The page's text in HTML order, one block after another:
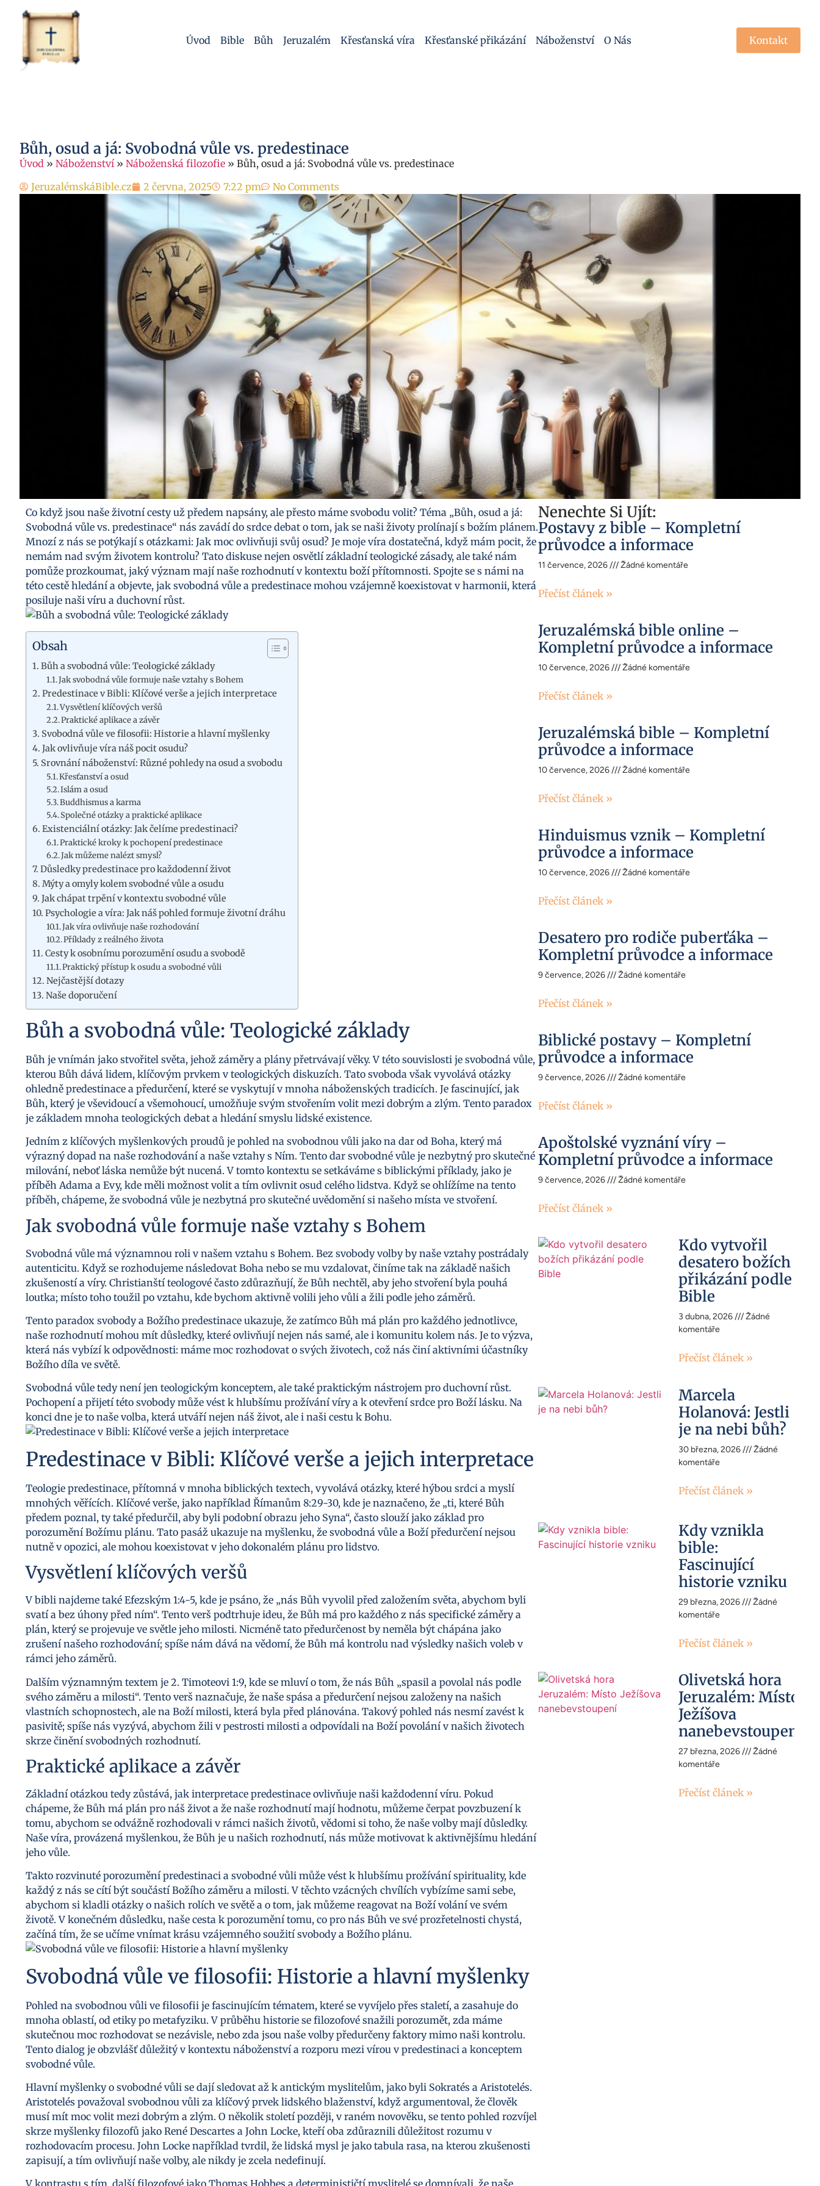
Úvod Bible Bůh Jeruzalém Křesťanská víra Křesťanské přikázání Náboženství O Nás Kontakt
Bůh, osud a já: Svobodná vůle vs. predestinace
Úvod » Náboženství » Náboženská filozofie » Bůh, osud a já: Svobodná vůle vs. predestinace
JeruzalémskáBible.cz
2 června, 2025 7:22 pm No Comments
Co když jsou naše životní cesty už předem napsány, ale přesto máme svobodu volit? Téma „Bůh, osud a já:
Svobodná vůle vs. predestinace“ nás zavádí do srdce debat o tom, jak se naši životy prolínají s božím plánem.
Mnozí z nás se potýkají s otázkami: Jak moc ovlivňuji svůj osud? Je moje víra dostatečná, když mám pocit, že
nemám nad svým životem kontrolu? Tato diskuse nejen osvětlí základní teologické zásady, ale také nám
pomůže prozkoumat, jaký význam mají naše rozhodnutí v kontextu boží přítomnosti. Spojte se s námi na
této cestě hledání a objevte, jak svobodná vůle a predestinace mohou vzájemně koexistovat v harmonii, která
posiluje naši víru a duchovní růst.
Obsah
Bůh a svobodná vůle: Teologické základy
Jak svobodná vůle formuje naše vztahy s Bohem
Predestinace v Bibli: Klíčové verše a jejich interpretace
Vysvětlení klíčových veršů
Praktické aplikace a závěr
Svobodná vůle ve filosofii: Historie a hlavní myšlenky
Jak ovlivňuje víra náš pocit osudu?
Srovnání náboženství: Různé pohledy na osud a svobodu
Křesťanství a osud
Islám a osud
Buddhismus a karma
Společné otázky a praktické aplikace
Existenciální otázky: Jak čelíme predestinaci?
Praktické kroky k pochopení predestinace
Jak můžeme nalézt smysl?
Důsledky predestinace pro každodenní život
Mýty a omyly kolem svobodné vůle a osudu
Jak chápat trpění v kontextu svobodné vůle
Psychologie a víra: Jak náš pohled formuje životní dráhu
Jak víra ovlivňuje naše rozhodování
Příklady z reálného života
Cesty k osobnímu porozumění osudu a svobodě
Praktický přístup k osudu a svobodné vůli
Nejčastější dotazy
Naše doporučení
Bůh a svobodná vůle: Teologické základy
Bůh je vnímán jako stvořitel světa, jehož záměry a plány přetrvávají věky. V této souvislosti je svobodná vůle,
kterou Bůh dává lidem, klíčovým prvkem v teologických diskuzích. Tato svoboda však vyvolává otázky
ohledně predestinace a předurčení, které se vyskytují v mnoha náboženských tradicích. Je fascinující, jak
Bůh, který je vševidoucí a všemohoucí, umožňuje svým stvořením volit mezi dobrým a zlým. Tento paradox
je základem mnoha teologických debat a hledání smyslu lidské existence.
Jedním z klíčových myšlenkových proudů je pohled na svobodnou vůli jako na dar od Boha, který má
výrazný dopad na naše rozhodování a naše vztahy s Ním. Tento dar svobodné vůle je nezbytný pro skutečné
milování, neboť láska nemůže být nucená. V tomto kontextu se setkáváme s biblickými příklady, jako je
příběh Adama a Evy, kde měli možnost volit a tím ovlivnit osud celého lidstva. Když se ohlížíme na tento
příběh, chápeme, že svobodná vůle je nezbytná pro skutečné uvědomění si našeho místa ve stvoření.
Jak svobodná vůle formuje naše vztahy s Bohem
Svobodná vůle má významnou roli v našem vztahu s Bohem. Bez svobody volby by naše vztahy postrádaly
autenticitu. Když se rozhodujeme následovat Boha nebo se mu vzdalovat, činíme tak na základě našich
zkušeností a víry. Christianští teologové často zdůrazňují, že Bůh nechtěl, aby jeho stvoření byla pouhá
loutka; místo toho toužil po vztahu, kde bychom aktivně volili jeho vůli a žili podle jeho záměrů.
Tento paradox svobody a Božího predestinace ukazuje, že zatímco Bůh má plán pro každého jednotlivce,
naše rozhodnutí mohou mít důsledky, které ovlivňují nejen nás samé, ale i komunitu kolem nás. Je to výzva,
která nás vybízí k odpovědnosti: máme moc rozhodovat o svých životech, což nás činí aktivními účastníky
Božího díla ve světě.
Svobodná vůle tedy není jen teologickým konceptem, ale také praktickým nástrojem pro duchovní růst.
Pochopení a přijetí této svobody může vést k hlubšímu prožívání víry a k otevření srdce pro Boží lásku. Na
konci dne je to naše volba, která utváří nejen náš život, ale i naši cestu k Bohu.
Predestinace v Bibli: Klíčové verše a jejich interpretace
Teologie predestinace, přítomná v mnoha biblických textech, vyvolává otázky, které hýbou srdci a myslí
mnohých věřících. Klíčové verše, jako například Římanům 8:29-30, kde je naznačeno, že „ti, které Bůh
předem poznal, ty také předurčil, aby byli podobní obrazu jeho Syna“, často slouží jako základ pro
porozumění Božímu plánu. Tato pasáž ukazuje na myšlenku, že svobodná vůle a Boží předurčení nejsou
nutně v opozici, ale mohou koexistovat v jeho dokonalém plánu pro lidstvo.
Vysvětlení klíčových veršů
V bibli najdeme také Efezským 1:4-5, kde je psáno, že „nás Bůh vyvolil před založením světa, abychom byli
svatí a bez úhony před ním“. Tento verš podtrhuje ideu, že Bůh má pro každého z nás specifické záměry a
plán, který se projevuje ve světle jeho milosti. Nicméně tato předurčenost by neměla být chápána jako
zrušení našeho rozhodování; spíše nám dává na vědomí, že Bůh má kontrolu nad výsledky našich voleb v
rámci jeho záměrů.
Dalším významným textem je 2. Timoteovi 1:9, kde se mluví o tom, že nás Bůh „spasil a povolal nás podle
svého záměru a milosti“. Tento verš naznačuje, že naše spása a předurčení nejsou založeny na našich
vlastních schopnostech, ale na Boží milosti, která byla před plánována. Takový pohled nás nesmí zavést k
pasivitě; spíše nás vyzývá, abychom žili v pestrosti milosti a odpovídali na Boží povolání v našich životech
skrze činění svobodných rozhodnutí.
Praktické aplikace a závěr
Základní otázkou tedy zůstává, jak interpretace predestinace ovlivňuje naši každodenní víru. Pokud
chápeme, že Bůh má plán pro náš život a že naše rozhodnutí mají hodnotu, můžeme čerpat povzbuzení k
tomu, abychom se odvážně rozhodovali v rámci našich životů, vědomi si toho, že naše volby mají důsledky.
Naše víra, provázená myšlenkou, že Bůh je u našich rozhodnutí, nás může motivovat k aktivnějšímu hledání
jeho vůle.
Takto rozvinuté porozumění predestinaci a svobodné vůli může vést k hlubšímu prožívání spirituality, kde
každý z nás se cítí být součástí Božího záměru a milosti. V těchto vzácných chvílích vybízíme sami sebe,
abychom si kladli otázky o našich rolích ve světě a o tom, jak můžeme reagovat na Boží volání ve svém
životě. V konečném důsledku, naše cesta k porozumění tomu, co pro nás Bůh ve své prozřetelnosti chystá,
začíná tím, že se učíme vnímat krásu vzájemného soužití svobody a Božího plánu.
Svobodná vůle ve filosofii: Historie a hlavní myšlenky
Pohled na svobodnou vůli ve filosofii je fascinujícím tématem, které se vyvíjelo přes staletí, a zasahuje do
mnoha oblastí, od etiky po metafyziku. V průběhu historie se filozofové snažili porozumět, zda máme
skutečnou moc rozhodovat se nezávisle, nebo zda jsou naše volby předurčeny faktory mimo naši kontrolu.
Tento dialog je obzvlášť důležitý v kontextu náboženství a rozporu mezi vírou v predestinaci a konceptem
svobodné vůle.
Hlavní myšlenky o svobodné vůli se dají sledovat až k antickým myslitelům, jako byli Sokratés a Aristotelés.
Aristotelés považoval svobodnou vůli za klíčový prvek lidského blaženství, když argumentoval, že člověk
musí mít moc volit mezi dobrým a zlým. O několik století později, v raném novověku, se tento pohled rozvíjel
skrze myšlenky filozofů jako René Descartes a John Locke, kteří oba zdůraznili důležitost rozumu v
rozhodovacím procesu. John Locke například tvrdil, že lidská mysl je jako tabula rasa, na kterou zkušenosti
zapisují, a tím ovlivňují naše volby, ale nikdy je zcela nedefinují.
Nenechte Si Ujít:
Postavy z bible – Kompletní
průvodce a informace
11 července, 2026 Žádné komentáře
Přečíst článek »
Jeruzalémská bible online –
Kompletní průvodce a informace
10 července, 2026 Žádné komentáře
Přečíst článek »
Jeruzalémská bible – Kompletní
průvodce a informace
10 července, 2026 Žádné komentáře
Přečíst článek »
Hinduismus vznik – Kompletní
průvodce a informace
10 července, 2026 Žádné komentáře
Přečíst článek »
Desatero pro rodiče puberťáka –
Kompletní průvodce a informace
9 července, 2026 Žádné komentáře
Přečíst článek »
Biblické postavy – Kompletní
průvodce a informace
9 července, 2026 Žádné komentáře
Přečíst článek »
Apoštolské vyznání víry –
Kompletní průvodce a informace
9 července, 2026 Žádné komentáře
Přečíst článek »
Kdo vytvořil
desatero božích
přikázání podle
Bible
3 dubna, 2026
Žádné
komentáře
Přečíst článek »
Marcela
Holanová: Jestli
je na nebi bůh?
30 března, 2026
Žádné
komentáře
Přečíst článek »
Kdy vznikla
bible:
Fascinující
historie vzniku
29 března, 2026
Žádné
komentáře
Přečíst článek »
Olivetská hora
Jeruzalém: Místo
Ježíšova
nanebevstoupení
27 března, 2026
Žádné
komentáře
Přečíst článek »